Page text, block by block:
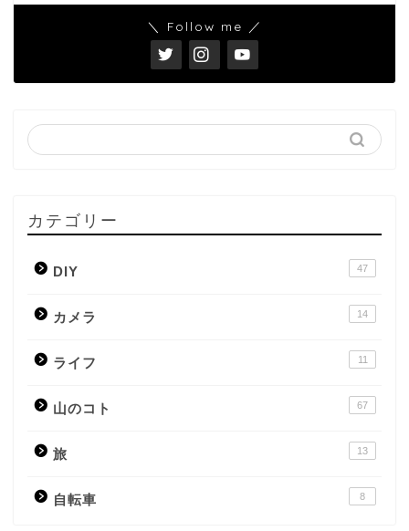
＼ Follow me ／
カテゴリー
DIY 47
カメラ 14
ライフ 11
山のコト 67
旅 13
自転車 8